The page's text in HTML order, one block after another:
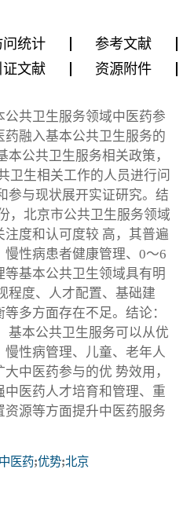
问统计
参考文献
证文献 资源附件
公共卫生服务领域中医药参
融入基本公共卫生服务的
公共卫生服务相关政策，
卫生相关工作的人员进行问
参与现状展开实证研究。结
，北京市公共卫生服务领域
度和认可度较 高，其普遍
性病患者健康管理、0～6
基本公共卫生领域具有明
程度、人才配置、基础建
多方面存在不足。结论：
基本公共卫生服务可以从优
性病管理、儿童、老年人
中医药参与的优 势效用，
医药人才培育和管理、重
源等方面提升中医药服务
中医药;优势;北京